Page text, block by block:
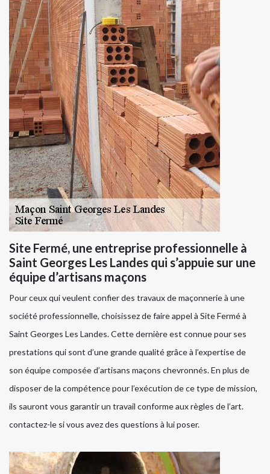
Site Fermé, une entreprise professionnelle à
Saint Georges Les Landes qui s’appuie sur une
équipe d’artisans maçons
Pour ceux qui veulent confier des travaux de maçonnerie à une
société professionnelle, choisissez de faire appel à Site Fermé à
Saint Georges Les Landes. Cette dernière est connue pour ses
prestations qui sont d’une grande qualité grâce à l’expertise de
son équipe composée d’artisans maçons chevronnés. En plus de
disposer de la compétence pour l’exécution de ce type de mission,
ils sauront vous garantir un travail conforme aux règles de l’art.
contactez-le si vous avez des questions à lui poser.